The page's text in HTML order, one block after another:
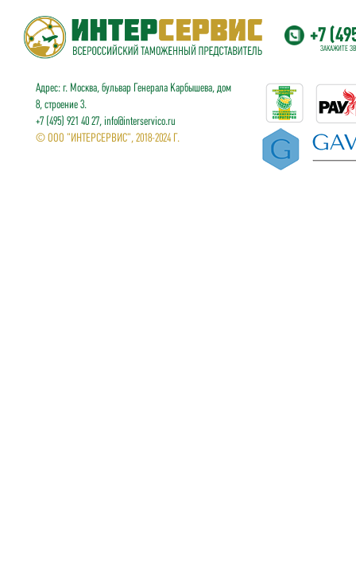
+7
ЗАКАЖИТЕ
Адрес: г. Москва, бульвар Генерала Карбышева, дом
8, строение 3.
+7 (495) 921 40 27, info@interservico.ru
© ООО "ИНТЕРСЕРВИС", 2018-2024 Г.